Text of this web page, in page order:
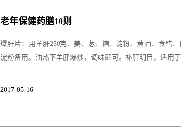
老年保健药膳10则
爆肝片：用羊肝250克，姜、葱、糖、淀粉、黄酒、食醋
淀粉备用。油热下羊肝爆炒，调味即可。补肝明目，适用
2017-05-16